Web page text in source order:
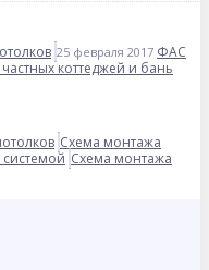
25 февраля 2017 ФАС
коттеджей и бань
Схема монтажа
системой Схема монтажа